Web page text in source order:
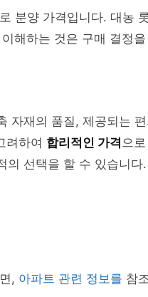
분양 가격입니다. 대농
해하는 것은 구매 결정
자재의 품질, 제공되는
려하여 합리적인 가격으
의 선택을 할 수 있습니다.
, 아파트 관련 정보를 참